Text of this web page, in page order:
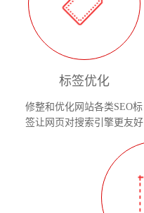
标签优化
修整和优化网站各类SEO标
签让网页对搜索引擎更友好